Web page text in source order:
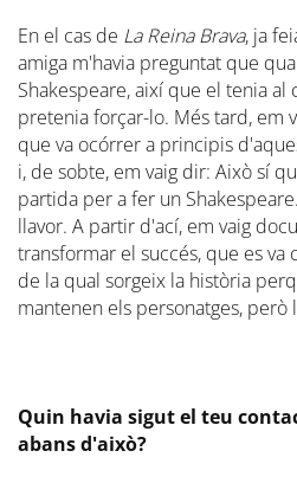
En el cas de La Reina Brava, ja
amiga m'havia preguntat que
Shakespeare, així que el tenia al
pretenia forçar-lo. Més tard, em
que va ocórrer a principis
i, de sobte, em vaig dir: Això sí
partida per a fer un
llavor. A partir d'ací, em vaig
transformar el succés, que es
de la qual sorgeix la història
mantenen els personatges, però
Quin havia sigut el teu
abans d'això?